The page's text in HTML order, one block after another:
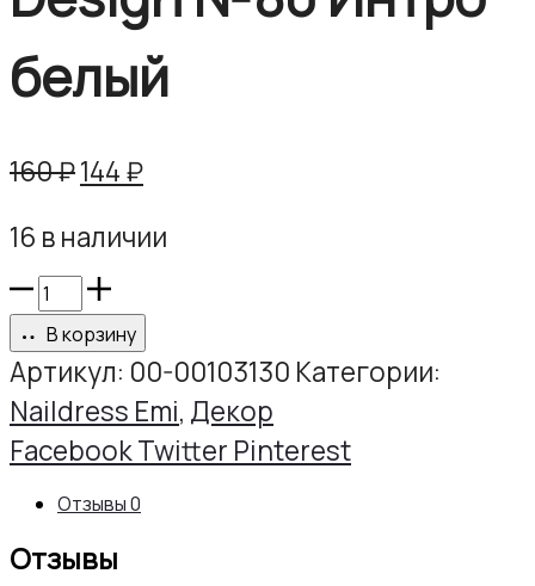
белый
160₽Первоначальная
составляла
160 ₽.
144₽Текущая
144 ₽.
16 в наличии
Количество
товара
Naildress
Slider
Design
Интро
белый
В корзину
Артикул: 00-00103130 Категории:
Naildress Emi, Декор
Share
FacebookTwitter Pinterest
Отзывы0
Отзывы